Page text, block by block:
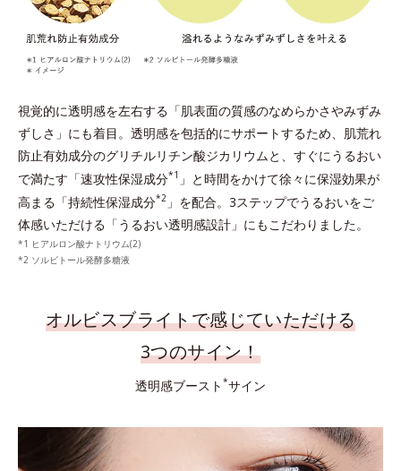
視覚的に透明感を左右する「肌表面の質感のなめらかさやみずみ
ずしさ」にも着目。透明感を包括的にサポートするため、肌荒れ
防止有効成分のグリチルリチン酸ジカリウムと、すぐにうるおい
で満たす「速攻性保湿成分*1 」と時間をかけて徐々に保湿効果が
高まる「持続性保湿成分*2 」を配合。3ステップでうるおいをご
体感いただける「うるおい透明感設計」にもこだわりました。
ヒアルロン酸ナトリウム(2)
ソルビトール発酵多糖液
オルビスブライトで感じていただける
3つのサイン！
透明感ブースト *サイン